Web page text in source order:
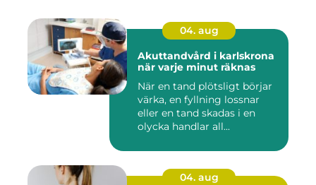
04. aug
Akuttandvård i karlskrona
när varje minut räknas
När en tand plötsligt börjar
värka, en fyllning lossnar
eller en tand skadas i en
olycka handlar all...
04. aug